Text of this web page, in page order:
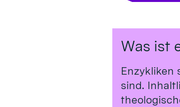
Was ist
Enzykliken
sind.